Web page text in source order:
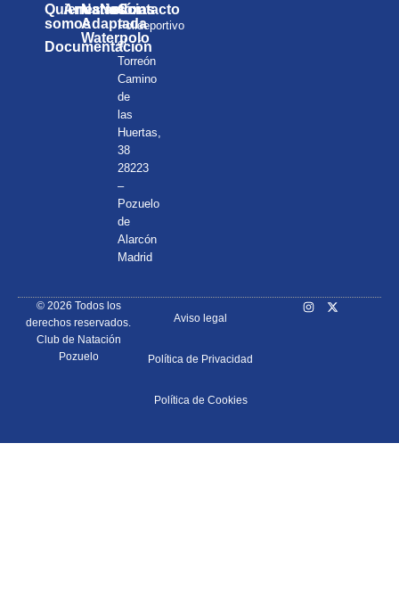
Quienes
somos
Documentación
Anuarios
Natación
Adaptada
Waterpolo
Noticias
Contacto
Polideportivo
el
Torreón
Camino
de
las
Huertas,
38
28223
–
Pozuelo
de
Alarcón
Madrid
© 2026 Todos los
derechos reservados.
Club de Natación
Pozuelo
Aviso legal
Política de Privacidad
Política de Cookies